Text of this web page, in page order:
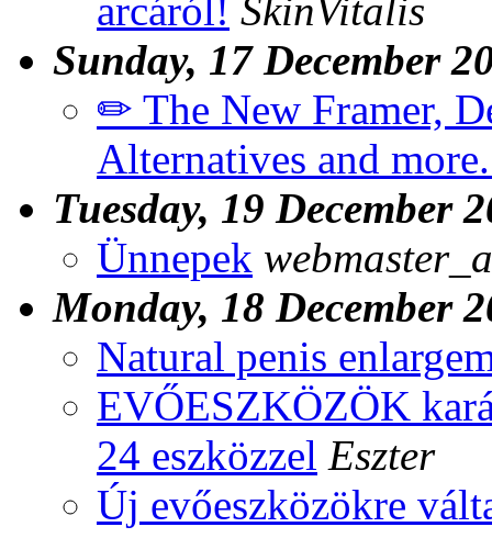
arcáról! SkinVitalis
Sunday, 17 December
✏ The New Framer,
Alternatives and
Tuesday, 19 December
Ünnepek
Monday, 18 December
Natural penis
EVŐESZKÖZÖK
24 eszközzel Eszter
Új evőeszközökre